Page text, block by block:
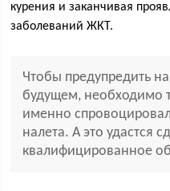
курения и заканчивая
заболеваний ЖКТ.
Чтобы предупредить
будущем, необходимо
именно
налета. А это удастся
квалифицированное